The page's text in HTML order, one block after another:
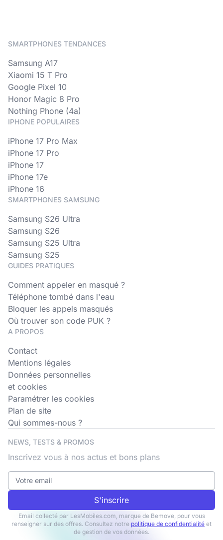
SMARTPHONES TENDANCES
Samsung A17
Xiaomi 15 T Pro
Google Pixel 10
Honor Magic 8 Pro
Nothing Phone (4a)
IPHONE POPULAIRES
iPhone 17 Pro Max
iPhone 17 Pro
iPhone 17
iPhone 17e
iPhone 16
SMARTPHONES SAMSUNG
Samsung S26 Ultra
Samsung S26
Samsung S25 Ultra
Samsung S25
GUIDES PRATIQUES
Comment appeler en masqué ?
Téléphone tombé dans l'eau
Bloquer les appels masqués
Où trouver son code PUK ?
A PROPOS
Contact
Mentions légales
Données personnelles
et cookies
Paramétrer les cookies
Plan de site
Qui sommes-nous ?
NEWS, TESTS & PROMOS
Inscrivez vous à nos actus et bons plans
S'inscrire
Email collecté par LesMobiles.com, marque de Bemove, pour vous
renseigner sur des offres. Consultez notre politique de confidentialité et
de gestion de vos données.